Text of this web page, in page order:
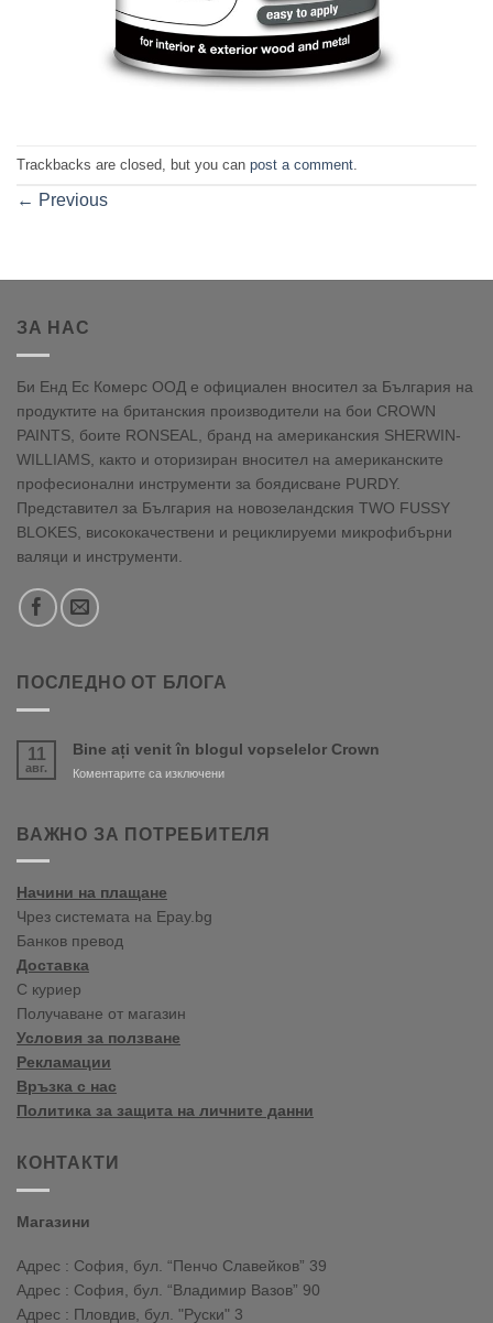
Trackbacks are closed, but you can post a comment
← Previous
ЗА НАС
Би Енд Ес Комерс ООД е официален вносител за България на
продуктите на британския производители на бои CROWN
PAINTS, боите RONSEAL, бранд на американския SHERWIN-
WILLIAMS, както и оторизиран вносител на американските
професионални инструменти за боядисване PURDY.
Представител за България на новозеландския TWO FUSSY
BLOKES, висококачествени и рециклируеми микрофибърни
валяци и инструменти.
ПОСЛЕДНО ОТ БЛОГА
11
авг.
Bine ați venit în blogul vopselelor Crown
Коментарите са изключениза
venit
ВАЖНО ЗА ПОТРЕБИТЕЛЯ
Начини на плащане
Чрез системата на Epay.bg
Банков превод
Доставка
С куриер
Получаване от магазин
Условия за ползване
Рекламации
Връзка с нас
Политика за защита на личните данни
КОНТАКТИ
Магазини
Адрес : София, бул. “Пенчо Славейков” 39
Адрес : София, бул. “Владимир Вазов” 90
Адрес : Пловдив, бул. "Руски" 3